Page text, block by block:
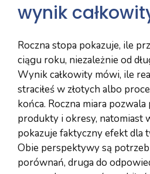
wynik
Roczna stopa pokazuje, ile
ciągu roku, niezależnie od
Wynik całkowity mówi, ile
straciłeś w złotych albo
końca. Roczna miara
produkty i okresy, natomiast
pokazuje faktyczny efekt dla
Obie perspektywy są
porównań, druga do